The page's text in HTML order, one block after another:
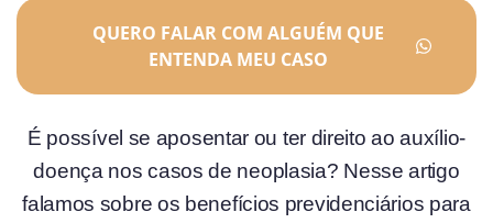
QUERO FALAR COM ALGUÉM QUE
ENTENDA MEU CASO
É possível se aposentar ou ter direito ao auxílio-
doença nos casos de neoplasia? Nesse artigo
falamos sobre os benefícios previdenciários para